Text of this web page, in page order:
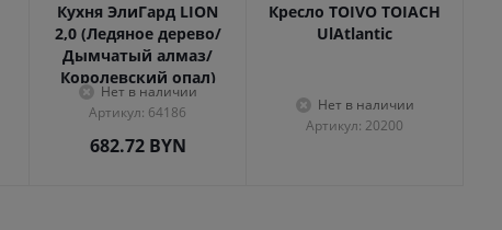
Кухня ЭлиГард LION
2,0 (Ледяное дерево/
Дымчатый алмаз/
Королевский опал)
Нет в наличии
Артикул: 64186
682.72BYN
Кресло TOIVO TOIACH
UlAtlantic
Нет в наличии
Артикул: 20200